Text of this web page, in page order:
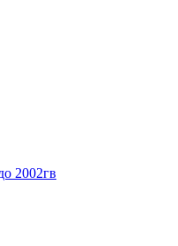
2002гв